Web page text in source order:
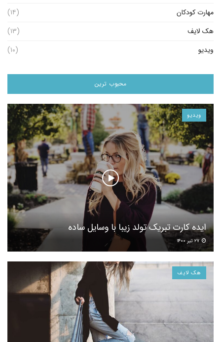
مهارت کودکان
(۱۴)
هک لایف
(۱۳)
ویدیو
(۱۰)
محبوب ترین
ویدیو
ایده کارت تبریک تولد زیبا با وسایل ساده
هک لایف